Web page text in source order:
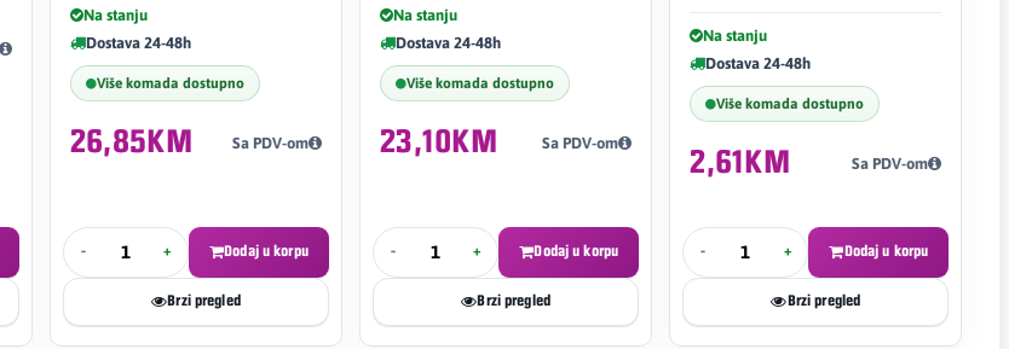
Na stanju
Dostava 24-48h
Više komada dostupno
26,85KM Sa PDV-om
- + Dodaj u korpu
Brzi pregled
Na stanju
Dostava 24-48h
Više komada dostupno
23,10KM Sa PDV-om
- + Dodaj u korpu
Brzi pregled
Na stanju
Dostava 24-48h
Više komada dostupno
2,61KM Sa PDV-om
- + Dodaj u korpu
Brzi pregled